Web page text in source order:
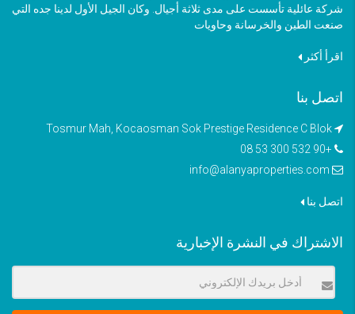
شركة عائلية تأسست على مدى ثلاثة أجيال. وكان الجيل الأول لدينا جده التي
صنعت الطين والخرسانة وحاويات
اقرأ أكثر
اتصل بنا
+90 532 300 53 08
info@alanyaproperties.com
اتصل بنا
الاشتراك في النشرة الإخبارية